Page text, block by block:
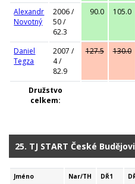
Alexandr
Novotný
2006 /
50 /
62.3
90.0 105.0
Daniel
Tegza
2007 /
4 /
82.9
127.5 130.0
Družstvo
celkem:
25. TJ START České
Jméno Nar/TH DŘ1